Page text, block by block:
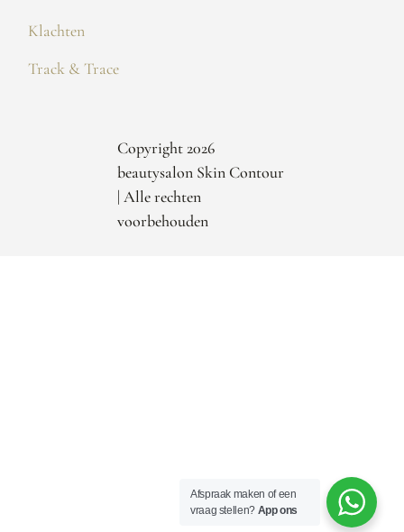
Klachten
Track & Trace
Copyright 2026
beautysalon Skin Contour
| Alle rechten
voorbehouden
Afspraak maken of een
vraag stellen? App ons